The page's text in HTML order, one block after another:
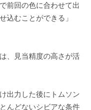
前回の色に合わせて出
込むことができる」
、見当精度の高さが活
出力した後にトムソン
んどないシビアな条件